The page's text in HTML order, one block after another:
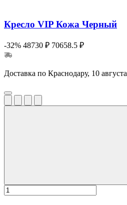
Кресло VIP Кожа Черный
-32% 48730 ₽ 70658.5 ₽
Доставка по Краснодару, 10 августа